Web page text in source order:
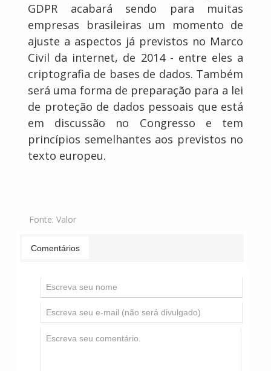
GDPR acabará sendo para muitas
empresas brasileiras um momento de
ajuste a aspectos já previstos no Marco
Civil da internet, de 2014 - entre eles a
criptografia de bases de dados. Também
será uma forma de preparação para a lei
de proteção de dados pessoais que está
em discussão no Congresso e tem
princípios semelhantes aos previstos no
texto europeu.
Fonte: Valor
Comentários